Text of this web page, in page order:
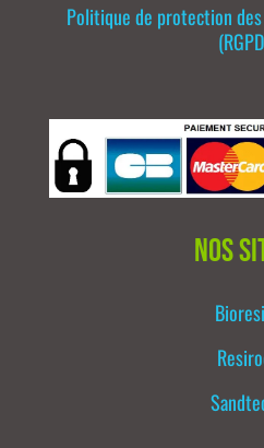
Politique de protection
Nos